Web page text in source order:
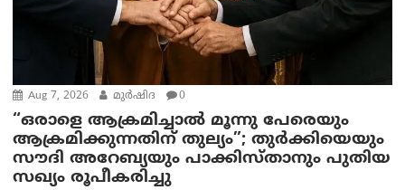
Aug 7, 2026 മുര്‍ഷിദ 0
“ഒരാളെ ആക്രമിച്ചാല്‍ മൂന്നു പേരെയും
ആക്രമിക്കുന്നതിന് തുല്യം”; തുർക്കിയെയും
സൗദി അറേബ്യയും പാക്കിസ്താനും പുതിയ
സഖ്യം രൂപീകരിച്ചു